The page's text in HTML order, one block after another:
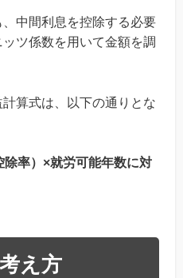
中間利息を控除する必要
ツ係数を用いて金額を調
算式は、以下の通りとな
除率）×就労可能年数に対
え方